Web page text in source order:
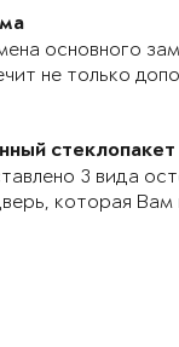
основного
не только
стеклопакет
3 вида
которая Вам